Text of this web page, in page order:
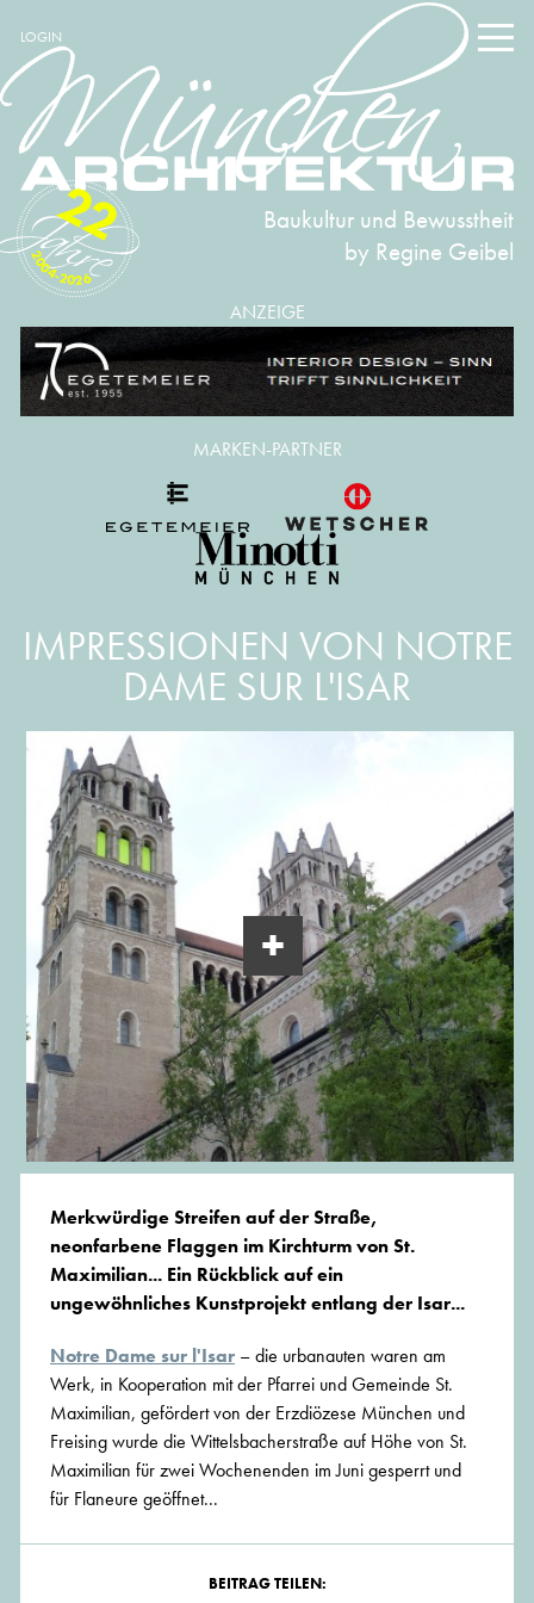
LOGIN
Baukultur und Bewusstheit
by Regine Geibel
2004-2026
22
ANZEIGE
IMPRESSIONEN VON NOTRE
DAME SUR L'ISAR
Merkwürdige Streifen auf der Straße,
neonfarbene Flaggen im Kirchturm von St.
Maximilian... Ein Rückblick auf ein
ungewöhnliches Kunstprojekt entlang der Isar...
Notre Dame sur l'Isar – die urbanauten waren am
Werk, in Kooperation mit der Pfarrei und Gemeinde St.
Maximilian, gefördert von der Erzdiözese München und
Freising wurde die Wittelsbacherstraße auf Höhe von St.
Maximilian für zwei Wochenenden im Juni gesperrt und
für Flaneure geöffnet...
BEITRAG TEILEN: